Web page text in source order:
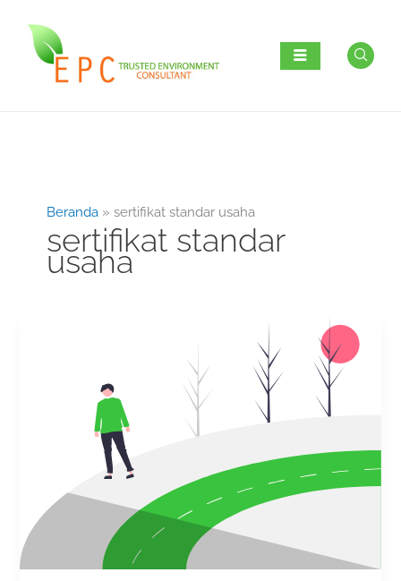
konten
Beranda sertifikat standar usaha
sertifikat standar
usaha
Sistem
Perizinan